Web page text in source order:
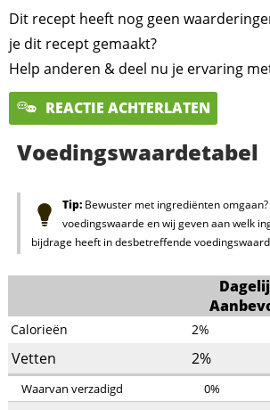
Dit recept heeft nog geen
je dit recept gemaakt?
Help anderen & deel nu je ervaring
REACTIE ACHTERLATEN
Voedingswaardetabel
Tip:Bewuster met ingrediënten
voedingswaarde en wij geven aan welk
bijdrage heeft in desbetreffende
Calorieën 2%
Vetten 2%
Waarvan verzadigd 0%